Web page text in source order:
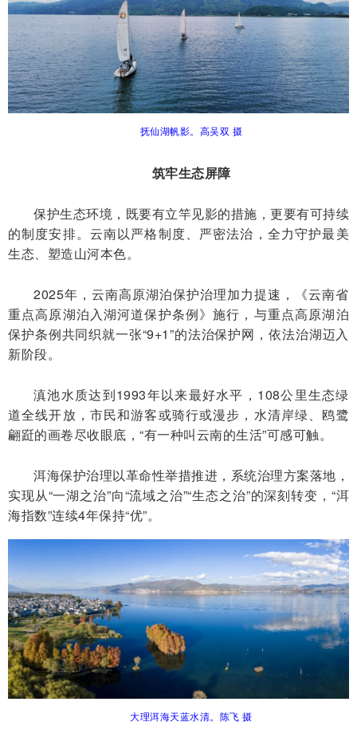
抚仙湖帆影。高吴双 摄
筑牢生态屏障
保护生态环境，既要有立竿见影的措施，更要有可持续
的制度安排。云南以严格制度、严密法治，全力守护最美
生态、塑造山河本色。
2025年，云南高原湖泊保护治理加力提速，《云南省
重点高原湖泊入湖河道保护条例》施行，与重点高原湖泊
保护条例共同织就一张“9+1”的法治保护网，依法治湖迈入
新阶段。
滇池水质达到1993年以来最好水平，108公里生态绿
道全线开放，市民和游客或骑行或漫步，水清岸绿、鸥鹭
翩跹的画卷尽收眼底，“有一种叫云南的生活”可感可触。
洱海保护治理以革命性举措推进，系统治理方案落地，
实现从“一湖之治”向“流域之治”“生态之治”的深刻转变，“洱
海指数”连续4年保持“优”。
大理洱海天蓝水清。陈飞 摄